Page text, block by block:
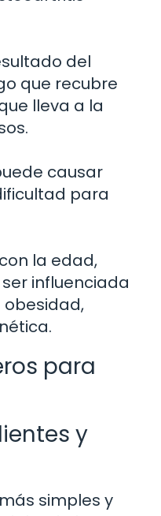
del
que recubre
lleva a la
causar
para
la edad,
influenciada
para
y
simples y